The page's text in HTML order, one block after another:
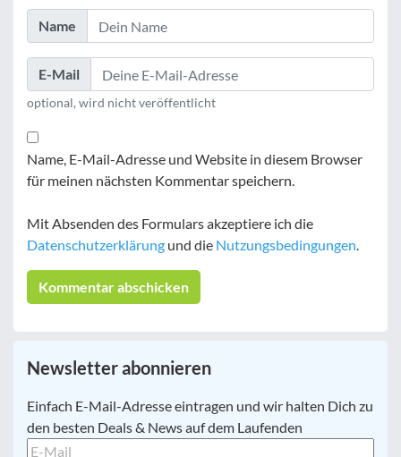
Name
E-Mail
optional, wird nicht veröffentlicht
Name, E-Mail-Adresse und Website in diesem Browser
für meinen nächsten Kommentar speichern.
Mit Absenden des Formulars akzeptiere ich die
Datenschutzerklärung und die Nutzungsbedingungen.
Newsletter abonnieren
E-
Mail *
Einfach E-Mail-Adresse eintragen und wir halten Dich zu
den besten Deals & News auf dem Laufenden